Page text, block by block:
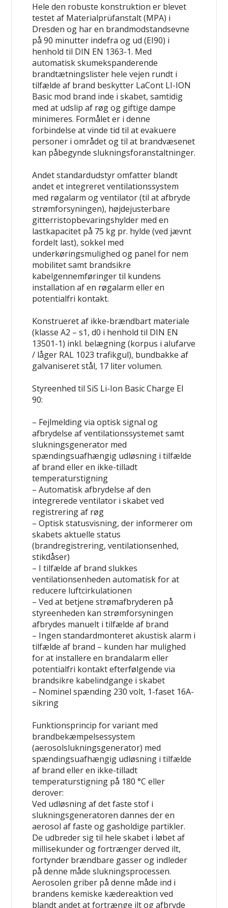
Hele den robuste konstruktion er blevet
testet af Materialprüfanstalt (MPA) i
Dresden og har en brandmodstandsevne
på 90 minutter indefra og ud (EI90) i
henhold til DIN EN 1363-1. Med
automatisk skumekspanderende
brandtætningslister hele vejen rundt i
tilfælde af brand beskytter LaCont LI-ION
Basic mod brand inde i skabet, samtidig
med at udslip af røg og giftige dampe
minimeres. Formålet er i denne
forbindelse at vinde tid til at evakuere
personer i området og til at brandvæsenet
kan påbegynde slukningsforanstaltninger.
Andet standardudstyr omfatter blandt
andet et integreret ventilationssystem
med røgalarm og ventilator (til at afbryde
strømforsyningen), højdejusterbare
gitterristopbevaringshylder med en
lastkapacitet på 75 kg pr. hylde (ved jævnt
fordelt last), sokkel med
underkøringsmulighed og panel for nem
mobilitet samt brandsikre
kabelgennemføringer til kundens
installation af en røgalarm eller en
potentialfri kontakt.
Konstrueret af ikke-brændbart materiale
(klasse A2 – s1, d0 i henhold til DIN EN
13501-1) inkl. belægning (korpus i alufarve
/ låger RAL 1023 trafikgul), bundbakke af
galvaniseret stål, 17 liter volumen.
Styreenhed til SiS Li-Ion Basic Charge EI
90:
– Fejlmelding via optisk signal og
afbrydelse af ventilationssystemet samt
slukningsgenerator med
spændingsuafhængig udløsning i tilfælde
af brand eller en ikke-tilladt
temperaturstigning
– Automatisk afbrydelse af den
integrerede ventilator i skabet ved
registrering af røg
– Optisk statusvisning, der informerer om
skabets aktuelle status
(brandregistrering, ventilationsenhed,
stikdåser)
– I tilfælde af brand slukkes
ventilationsenheden automatisk for at
reducere luftcirkulationen
– Ved at betjene strømafbryderen på
styreenheden kan strømforsyningen
afbrydes manuelt i tilfælde af brand
– Ingen standardmonteret akustisk alarm i
tilfælde af brand – kunden har mulighed
for at installere en brandalarm eller
potentialfri kontakt efterfølgende via
brandsikre kabelindgange i skabet
– Nominel spænding 230 volt, 1-faset 16A-
sikring
Funktionsprincip for variant med
brandbekæmpelsessystem
(aerosolslukningsgenerator) med
spændingsuafhængig udløsning i tilfælde
af brand eller en ikke-tilladt
temperaturstigning på 180 °C eller
derover:
Ved udløsning af det faste stof i
slukningsgeneratoren dannes der en
aerosol af faste og gasholdige partikler.
De udbreder sig til hele skabet i løbet af
millisekunder og fortrænger derved ilt,
fortynder brændbare gasser og indleder
på denne måde slukningsprocessen.
Aerosolen griber på denne måde ind i
brandens kemiske kædereaktion ved
blandt andet at fortrænge ilt og afbryde